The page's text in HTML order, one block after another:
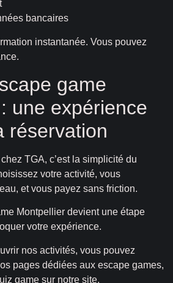
bancaires
instantanée. Vous pouvez
game
une expérience
réservation
TGA, c’est la simplicité du
votre activité, vous
et vous payez sans friction.
Montpellier devient une étape
votre expérience.
nos activités, vous pouvez
pages dédiées aux escape games,
game sur notre site.